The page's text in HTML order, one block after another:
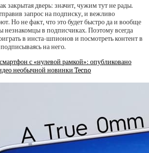
закрытая дверь: значит, чужим тут не рады.
запрос на подписку, и вежливо
Но не факт, что это будет быстро да и вообще
в подписчиках. Поэтому всегда
в инста-шпионов и посмотреть контент в
на него.
с «нулевой рамкой»: опубликовано
необычной новинки Tecno